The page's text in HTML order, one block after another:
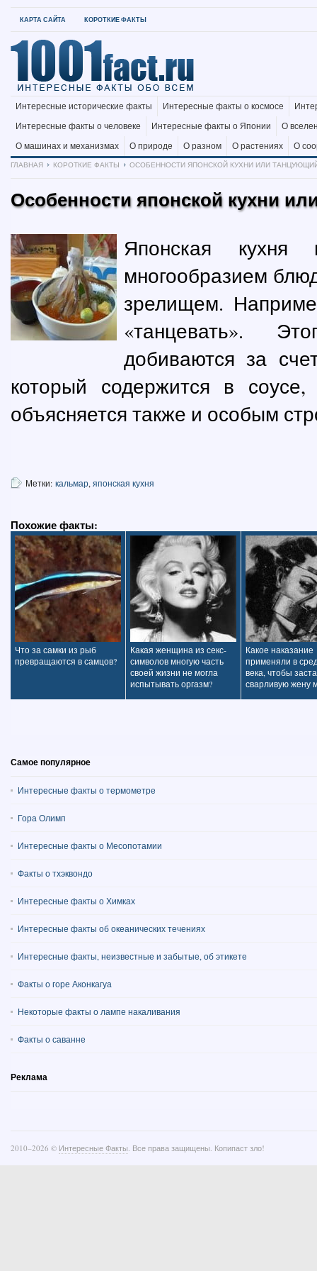
КАРТА САЙТА КОРОТКИЕ ФАКТЫ
Интересные исторические факты Интересные факты о космосе
Интересные факты о человеке
Интересные факты о Японии
О
О машинах и механизмах
О природе О разном О растениях
О
ГЛАВНАЯ
КОРОТКИЕ ФАКТЫ ОСОБЕННОСТИ ЯПОНСКОЙ КУХНИ ИЛИ
Особенности японской кухни
Японская
многообразием
зрелищем.
«танцевать».
добиваются за
который содержится в
объясняется также и особым
Метки: кальмар, японская кухня
Похожие факты:
Что за самки из рыб
превращаются в самцов?
Какая женщина из секс-
символов многую часть
своей жизни не могла
испытывать оргазм?
Какое наказание
применяли в
века, чтобы
сварливую жену
Самое популярное
Интересные факты о термометре
Гора Олимп
Интересные факты о Месопотамии
Факты о тхэквондо
Интересные факты о Химках
Интересные факты об океанических течениях
Интересные факты, неизвестные и забытые, об этикете
Факты о горе Аконкагуа
Некоторые факты о лампе накаливания
Факты о саванне
Реклама
2010–2026 © Интересные Факты. Все права защищены. Копипаст зло!